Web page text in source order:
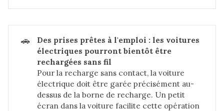
🚗
Des prises prêtes à l'emploi : les voitures
électriques pourront bientôt être
rechargées sans fil
Pour la recharge sans contact, la voiture
électrique doit être garée précisément au-
dessus de la borne de recharge. Un petit
écran dans la voiture facilite cette opération